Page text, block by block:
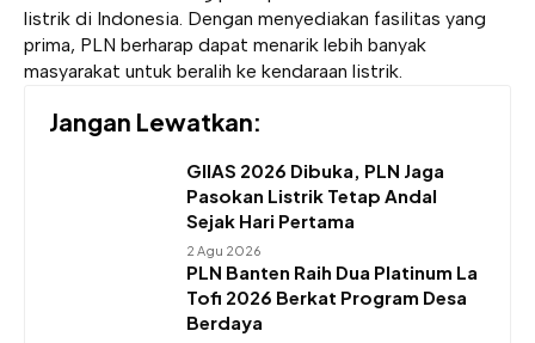
listrik di Indonesia. Dengan menyediakan fasilitas yang
prima, PLN berharap dapat menarik lebih banyak
masyarakat untuk beralih ke kendaraan listrik.
Jangan Lewatkan:
GIIAS 2026 Dibuka, PLN Jaga
Pasokan Listrik Tetap Andal
Sejak Hari Pertama
2 Agu 2026
PLN Banten Raih Dua Platinum La
Tofi 2026 Berkat Program Desa
Berdaya